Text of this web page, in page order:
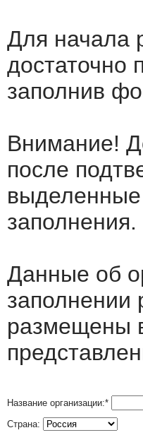
Для начала
достаточно
заполнив
Внимание!
после
выделенные
заполнения.
Данные об
заполнении
размещены
Название организации:*
Страна: